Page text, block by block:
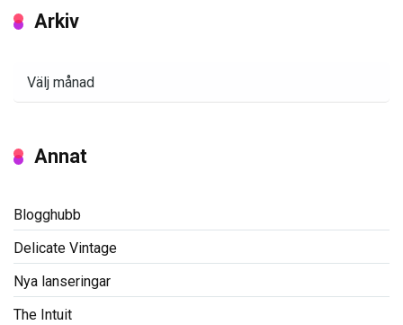
Arkiv
Annat
Blogghubb
Delicate Vintage
Nya lanseringar
The Intuit